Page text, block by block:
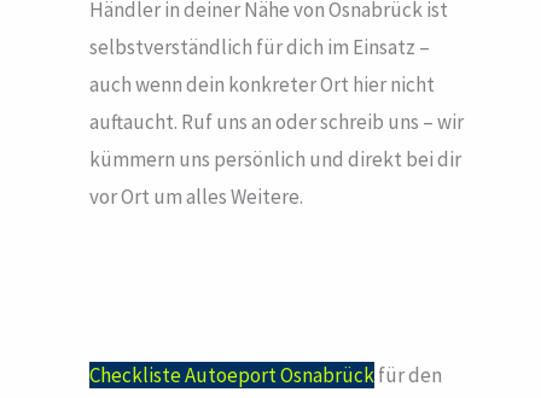
Händler in deiner Nähe von Osnabrück ist
selbstverständlich für dich im Einsatz –
auch wenn dein konkreter Ort hier nicht
auftaucht. Ruf uns an oder schreib uns – wir
kümmern uns persönlich und direkt bei dir
vor Ort um alles Weitere.
Checkliste Autoeport Osnabrückfür den